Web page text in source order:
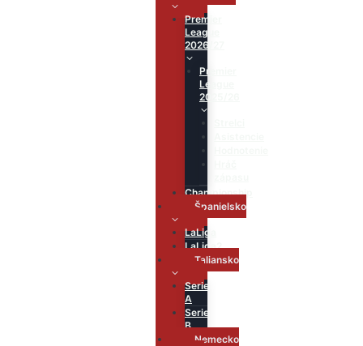
Premier
League
2026/27
Premier
League
2025/26
Championship
Španielsko
LaLiga
LaLiga2
Taliansko
Serie
A
Serie
B
Nemecko